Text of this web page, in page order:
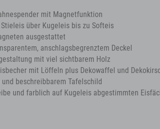
mit Magnetfunktion
über Kugeleis bis zu Softeis
ausgestattet
anschlagsbegrenztem Deckel
mit viel sichtbarem Holz
mit Löffeln plus Dekowaffel und
beschreibbarem Tafelschild
und farblich auf Kugeleis abgestimmten